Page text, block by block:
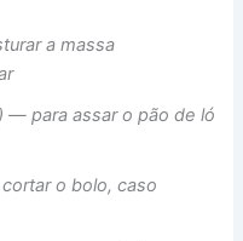
a massa
— para assar o pão de ló
o bolo, caso